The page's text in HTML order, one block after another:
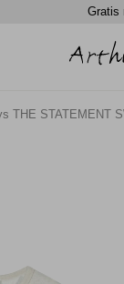
Gratis
THE STATEMENT